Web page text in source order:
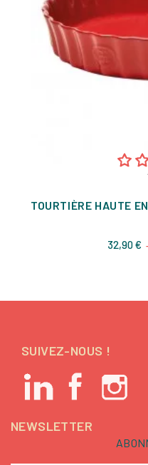
TOURTIÈRE HAUTE
32,90 €
SUIVEZ-NOUS !
NEWSLETTER